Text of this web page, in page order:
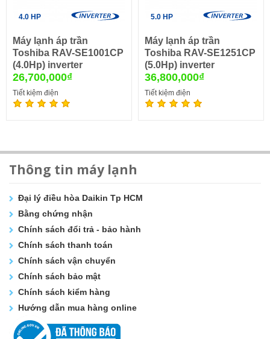
4.0 HP
Máy lạnh áp trần
Toshiba RAV-SE1001CP
(4.0Hp) inverter
26,700,000₫
Tiết kiệm điện
5.0 HP
Máy lạnh áp trần
Toshiba RAV-SE1251CP
(5.0Hp) inverter
36,800,000₫
Tiết kiệm điện
Thông tin máy lạnh
Đại lý điều hòa Daikin Tp HCM
Bằng chứng nhận
Chính sách đổi trả - bảo hành
Chính sách thanh toán
Chính sách vận chuyển
Chính sách bảo mật
Chính sách kiểm hàng
Hướng dẫn mua hàng online